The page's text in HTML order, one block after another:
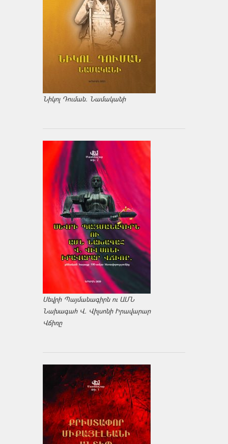
Նիկոլ Դուման. Նամականի
Սեվրի Պայմանագիրն ու ԱՄՆ
Նախագահ Վ. Վիլսոնի Իրավարար
Վճիռը